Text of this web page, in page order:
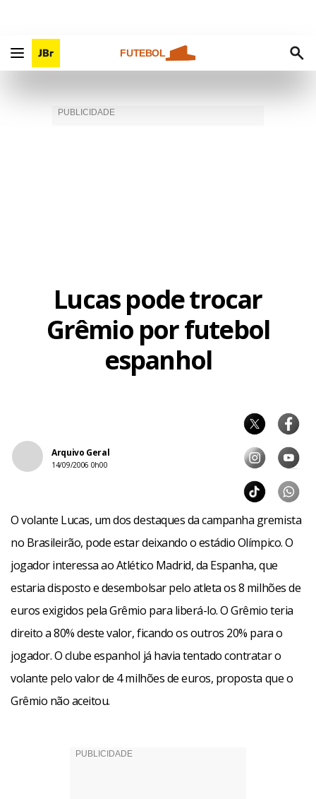
FUTEBOL
Lucas pode trocar
Grêmio por futebol
espanhol
Arquivo Geral
14/09/2006 0h00
O volante Lucas, um dos destaques da campanha gremista
no Brasileirão, pode estar deixando o estádio Olímpico. O
jogador interessa ao Atlético Madrid, da Espanha, que
estaria disposto e desembolsar pelo atleta os 8 milhões de
euros exigidos pela Grêmio para liberá-lo. O Grêmio teria
direito a 80% deste valor, ficando os outros 20% para o
jogador. O clube espanhol já havia tentado contratar o
volante pelo valor de 4 milhões de euros, proposta que o
Grêmio não aceitou.